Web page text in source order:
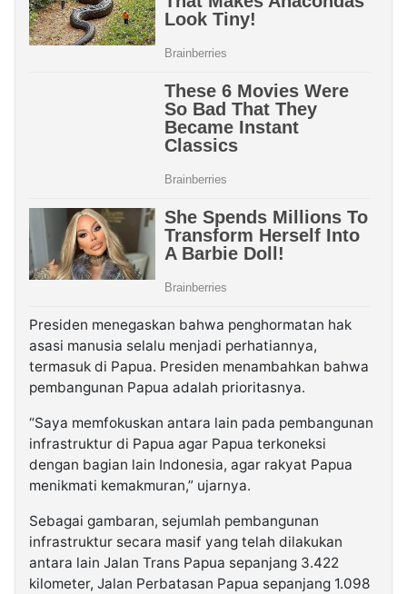
Presiden menegaskan bahwa penghormatan hak
asasi manusia selalu menjadi perhatiannya,
termasuk di Papua. Presiden menambahkan bahwa
pembangunan Papua adalah prioritasnya.
“Saya memfokuskan antara lain pada pembangunan
infrastruktur di Papua agar Papua terkoneksi
dengan bagian lain Indonesia, agar rakyat Papua
menikmati kemakmuran,” ujarnya.
Sebagai gambaran, sejumlah pembangunan
infrastruktur secara masif yang telah dilakukan
antara lain Jalan Trans Papua sepanjang 3.422
kilometer, Jalan Perbatasan Papua sepanjang 1.098